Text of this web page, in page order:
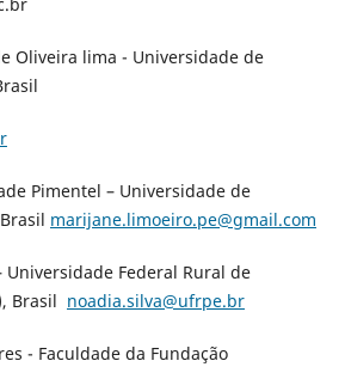
Oliveira lima - Universidade de
Pimentel – Universidade de
marijane.limoeiro.pe@gmail.com
Universidade Federal Rural de
Brasil noadia.silva@ufrpe.br
- Faculdade da Fundação